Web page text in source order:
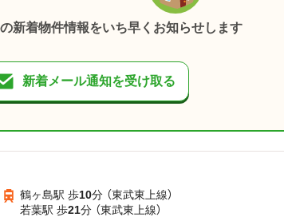
新着物件情報をいち早くお知らせします
新着メール通知を受け取る
鶴ヶ島駅 歩10分 （東武東上線）
若葉駅 歩21分 （東武東上線）